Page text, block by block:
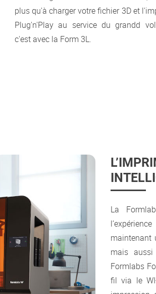
plus qu'à charger votre fichier 3D et
Plug'n'Play au service du grandd
c'est avec la Form 3L.
La
maintenant
mais aussi
Formlabs
fil via le